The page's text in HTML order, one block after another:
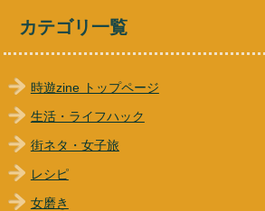
カテゴリ一覧
時遊zine トップページ
生活・ライフハック
街ネタ・女子旅
レシピ
女磨き